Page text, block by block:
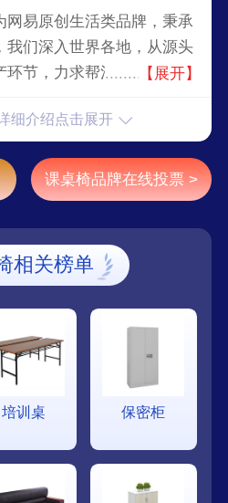
网易原创生活类品牌，秉承
我们深入世界各地，从源头
节，力求帮消费者甄选到
山烧饼、转椅、猫粮等。
【展开】
细介绍点击展开
课桌椅品牌在线投票 >
相关榜单
培训桌 保密柜